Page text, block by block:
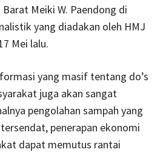
Meiki W. Paendong di
yang diadakan oleh HMJ
Mei lalu.
yang masif tentang do’s
juga akan sangat
pengolahan sampah yang
penerapan ekonomi
dapat memutus rantai